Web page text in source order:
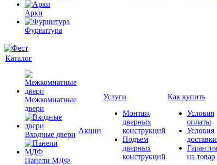
Арки
Фурнитура
Каталог
Межкомнатные
двери
Входные двери
Панели МДФ
Акции
Услуги
Монтаж
дверных
конструкций
Подъем
дверных
конструкций
Как купить
Условия
оплаты
Условия
доставки
Гарантия
на товар